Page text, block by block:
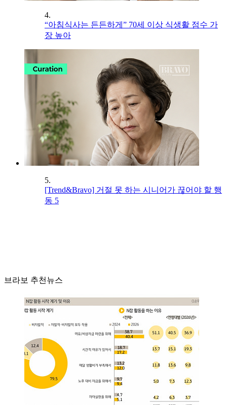
4.
“아침식사는 든든하게” 70세 이상 식생활 점수 가
장 높아
5.
[Trend&Bravo] 거절 못 하는 시니어가 끊어야 할 행
동 5
브라보 추천뉴스